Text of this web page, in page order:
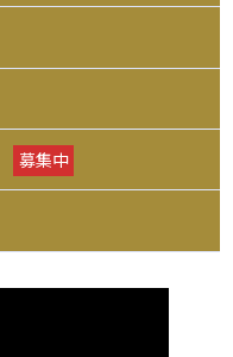
募集中